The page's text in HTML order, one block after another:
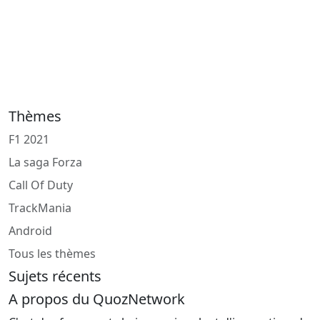
Thèmes
F1 2021
La saga Forza
Call Of Duty
TrackMania
Android
Tous les thèmes
Sujets récents
A propos du QuozNetwork